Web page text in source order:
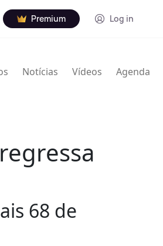
Premium Log in
Notícias Vídeos Agenda
68 de